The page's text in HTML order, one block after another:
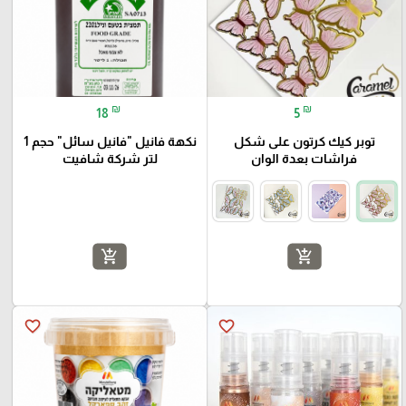
5 ₪
توبر كيك كرتون على شكل
فراشات بعدة الوان
add_shopping_cart
18 ₪
نكهة فانيل "فانيل سائل" حجم 1
لتر شركة شافيت
add_shopping_cart
favorite_border
favorite_border